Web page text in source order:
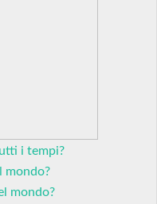
i tempi?
mondo?
mondo?